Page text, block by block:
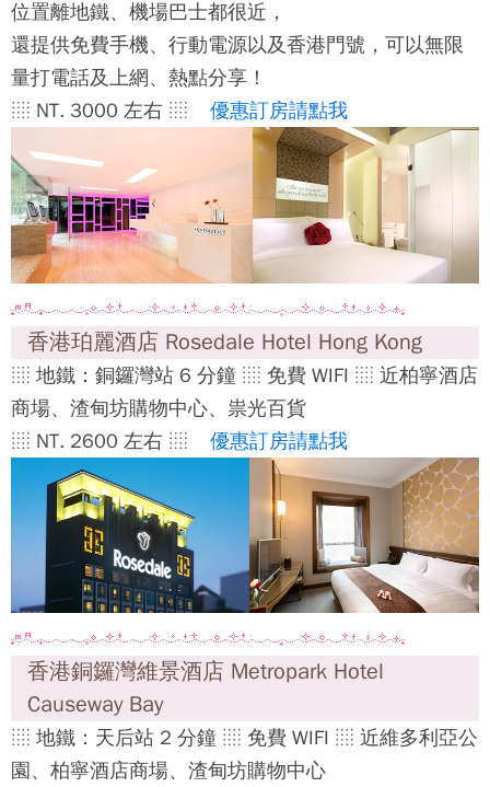
位置離地鐵、機場巴士都很近，
還提供免費手機、行動電源以及香港門號，可以無限
量打電話及上網、熱點分享！
░ NT. 3000 左右 ░ 優惠訂房請點我
香港珀麗酒店 Rosedale Hotel Hong Kong
░ 地鐵：銅鑼灣站 6 分鐘 ░ 免費 WIFI ░ 近柏寧酒店
商場、渣甸坊購物中心、祟光百貨
░ NT. 2600 左右 ░ 優惠訂房請點我
香港銅鑼灣維景酒店 Metropark Hotel
Causeway Bay
░ 地鐵：天后站 2 分鐘 ░ 免費 WIFI ░ 近維多利亞公
園、柏寧酒店商場、渣甸坊購物中心